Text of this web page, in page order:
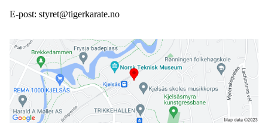
E-post: styret@tigerkarate.no